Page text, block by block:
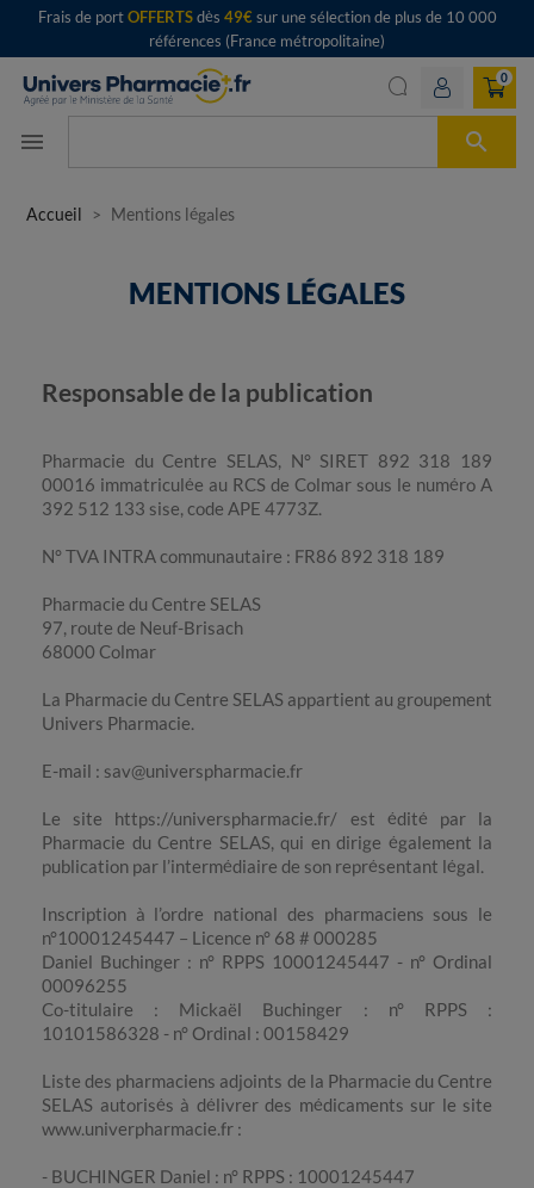
Frais de portOFFERTSdès 49€sur une sélection de plus de 10 000
références (France métropolitaine)
menu 
0
Accueil Mentions légales
MENTIONS LÉGALES
Responsable de la publication
Pharmacie du Centre SELAS, N° SIRET 892 318 189
00016 immatriculée au RCS de Colmar sous le numéro A
392 512 133 sise, code APE 4773Z.
N° TVA INTRA communautaire : FR86 892 318 189
Pharmacie du Centre SELAS
97, route de Neuf-Brisach
68000 Colmar
La Pharmacie du Centre SELAS appartient au groupement
Univers Pharmacie.
E-mail : sav@universpharmacie.fr
Le site https://universpharmacie.fr/ est édité par la
Pharmacie du Centre SELAS, qui en dirige également la
publication par l’intermédiaire de son représentant légal.
Inscription à l’ordre national des pharmaciens sous le
n°10001245447 – Licence n° 68 # 000285
Daniel Buchinger : n° RPPS 10001245447 - n° Ordinal
00096255
Co-titulaire : Mickaël Buchinger : n° RPPS :
10101586328 - n° Ordinal : 00158429
Liste des pharmaciens adjoints de la Pharmacie du Centre
SELAS autorisés à délivrer des médicaments sur le site
www.univerpharmacie.fr :
- BUCHINGER Daniel : n° RPPS : 10001245447